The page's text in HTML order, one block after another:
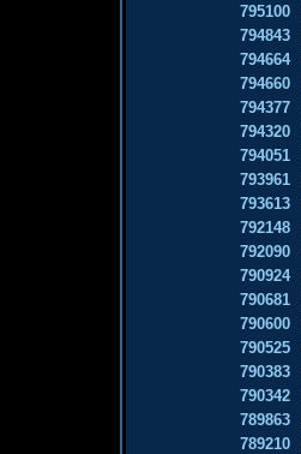
795100
794843
794664
794660
794377
794320
794051
793961
793613
792148
792090
790924
790681
790600
790525
790383
790342
789863
789210